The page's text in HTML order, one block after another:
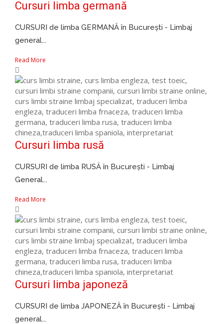
Cursuri limba germană
CURSURI de limba GERMANĂ în București - Limbaj
general...
Read More
Cursuri limba rusă
CURSURI de limba RUSĂ în București - Limbaj
General...
Read More
Cursuri limba japoneză
CURSURI de limba JAPONEZĂ în București - Limbaj
general...